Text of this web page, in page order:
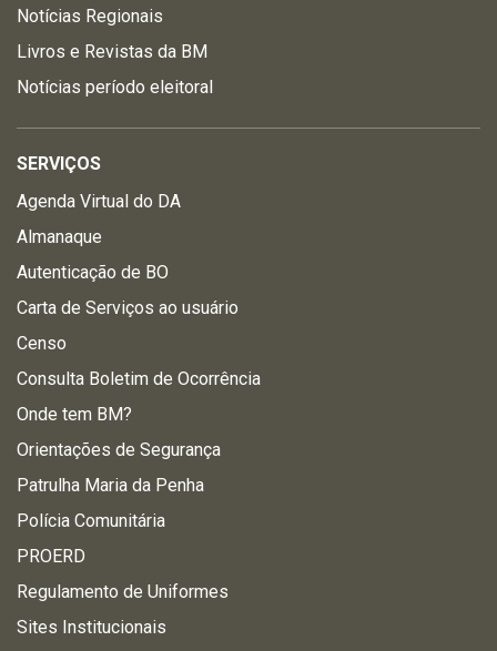
Notícias Regionais
Livros e Revistas da BM
Notícias período eleitoral
SERVIÇOS
Agenda Virtual do DA
Almanaque
Autenticação de BO
Carta de Serviços ao usuário
Censo
Consulta Boletim de Ocorrência
Onde tem BM?
Orientações de Segurança
Patrulha Maria da Penha
Polícia Comunitária
PROERD
Regulamento de Uniformes
Sites Institucionais